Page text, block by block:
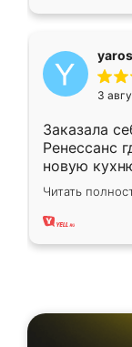
3
Заказала
Ренессанс
новую
вполне
два года,
Читать